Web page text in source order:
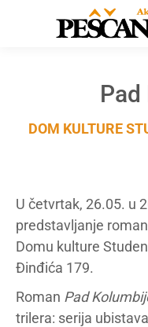
DOM KULTURE
U četvrtak, 26.05. u
predstavljanje
Domu kulture
Đinđića 179.
Roman Pad
trilera: serija